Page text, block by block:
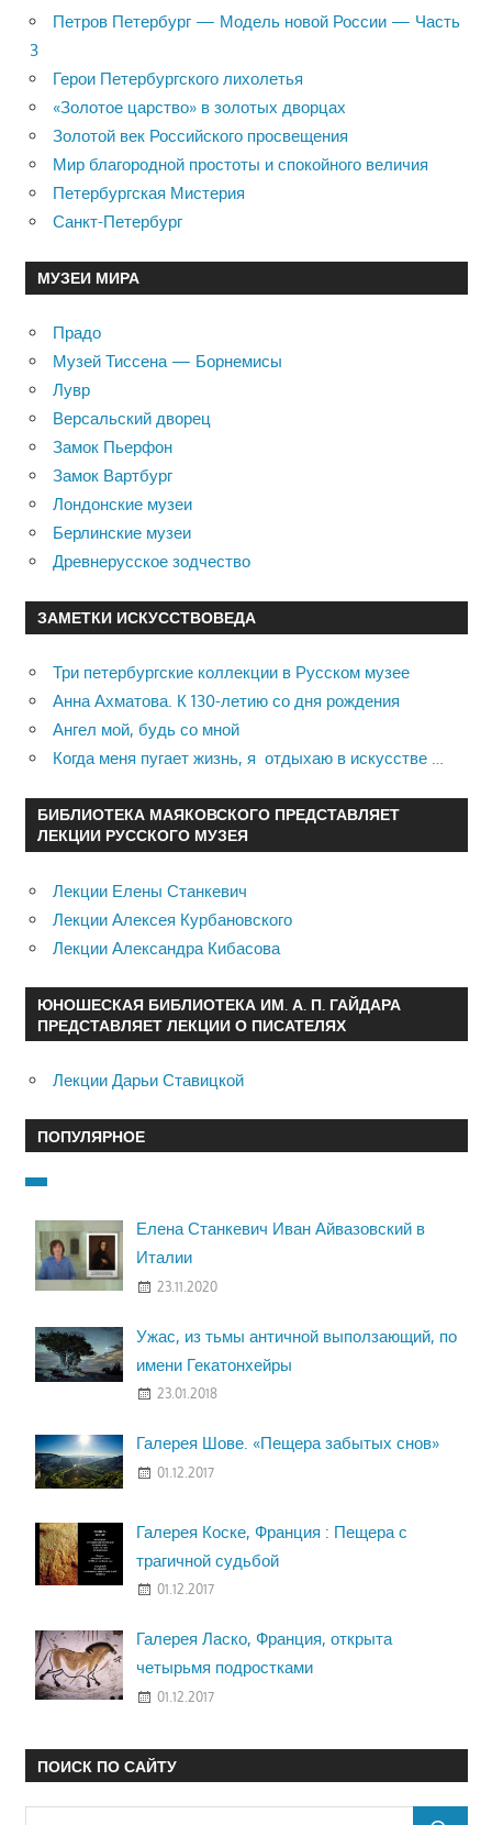
Петров Петербург — Модель новой России — Часть
3
Герои Петербургского лихолетья
«Золотое царство» в золотых дворцах
Золотой век Российского просвещения
Мир благородной простоты и спокойного величия
Петербургская Мистерия
Санкт-Петербург
МУЗЕИ МИРА
Прадо
Музей Тиссена — Борнемисы
Лувр
Версальский дворец
Замок Пьерфон
Замок Вартбург
Лондонские музеи
Берлинские музеи
Древнерусское зодчество
ЗАМЕТКИ ИСКУССТВОВЕДА
Три петербургские коллекции в Русском музее
Анна Ахматова. К 130-летию со дня рождения
Ангел мой, будь со мной
Когда меня пугает жизнь, я отдыхаю в искусстве …
БИБЛИОТЕКА МАЯКОВСКОГО ПРЕДСТАВЛЯЕТ
ЛЕКЦИИ РУССКОГО МУЗЕЯ
Лекции Елены Станкевич
Лекции Алексея Курбановского
Лекции Александра Кибасова
ЮНОШЕСКАЯ БИБЛИОТЕКА ИМ. А. П. ГАЙДАРА
ПРЕДСТАВЛЯЕТ ЛЕКЦИИ О ПИСАТЕЛЯХ
Лекции Дарьи Ставицкой
ПОПУЛЯРНОЕ
Елена Станкевич Иван Айвазовский в
Италии
23.11.2020
Ужас, из тьмы античной выползающий, по
имени Гекатонхейры
23.01.2018
Галерея Шове. «Пещера забытых снов»
01.12.2017
Галерея Коске, Франция : Пещера с
трагичной судьбой
01.12.2017
Галерея Ласко, Франция, открыта
четырьмя подростками
01.12.2017
ПОИСК ПО САЙТУ